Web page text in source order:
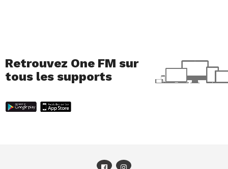
Retrouvez One FM sur
tous les supports